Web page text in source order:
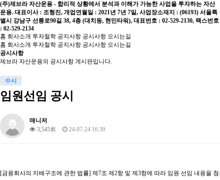
(주)제브라 자산운용 - 합리적 상황에서 분석과 이해가 가능한 사업을 투자하는 자산
운용. 대표이사 : 조형진, 개업연월일 : 2021년 7년 7일, 사업장소재지 : (06193) 서울특
별시 강남구 선릉로90길 38, 4층 (대치동, 현민타워), 대표번호 : 02-529-2130, 팩스번호
: 02-529-2134
홈 회사소개 투자철학 공지사항 공시사항 오시는길
홈 회사소개 투자철학 공지사항 공시사항 오시는길
공시사항
제브라 자산운용의 공시사항 게시판입니다.
수시
임원선임 공시
매니저
3,545회
24-07-24 16:39
[금융회사의 지배구조에 관한 법률] 제7조 제2항 및 제3항에 따라 임원 선임 내용을